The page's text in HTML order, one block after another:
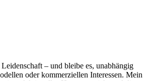
– und bleibe es, unabhängig
oder kommerziellen Interessen. Mein